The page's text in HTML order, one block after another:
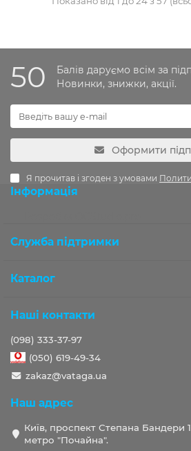
50
Балів даруємо всім за
Новинки, знижки, акції.
Оформити
Я прочитав і згоден з умовами
Інформація
Служба підтримки
Каталог
Наші контакти
(098) 333-37-97
(050) 619-49-34
zakaz@vataga.ua
Наш адрес
Київ, проспект Степана Бандери
метро "Почайна".